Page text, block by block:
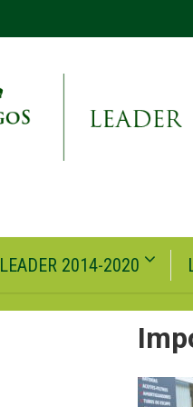
LEADER 2014-2020